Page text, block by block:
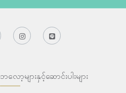
ဘလော့များနှင့်ဆောင်းပါးများ